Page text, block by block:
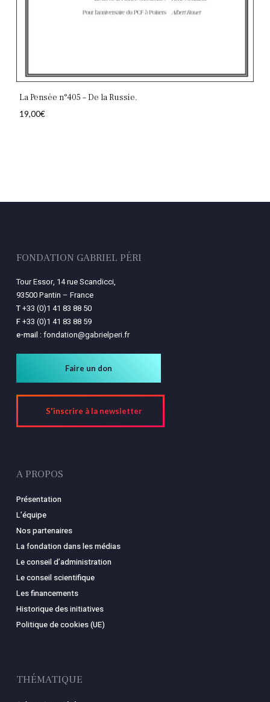
librairie
La Pensée n°405 – De la Russie.
19,00€
FONDATION GABRIEL PÉRI
Tour Essor, 14 rue Scandicci,
93500 Pantin – France
T+33 (0)1 41 83 88 50
F+33 (0)1 41 83 88 59
e-mail : fondation@gabrielperi.fr
Faire un don
S'inscrire à la newsletter
A PROPOS
Présentation
L’équipe
Nos partenaires
La fondation dans les médias
Le conseil d’administration
Le conseil scientifique
Les financements
Historique des initiatives
Politique de cookies (UE)
THÉMATIQUE